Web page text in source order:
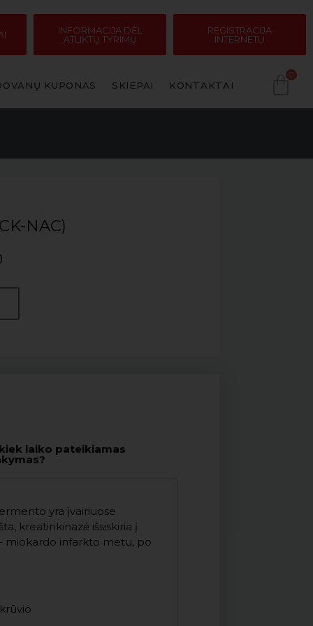
INFORMACIJA DĖL
ATLIKTŲ TYRIMŲ
REGISTRACIJA
INTERNETU
KUPONAS SKIEPAI KONTAKTAI
NAC)
laiko pateikiamas
yra įvairiuose
kreatinkinazė išsiskiria į
miokardo infarkto metu, po